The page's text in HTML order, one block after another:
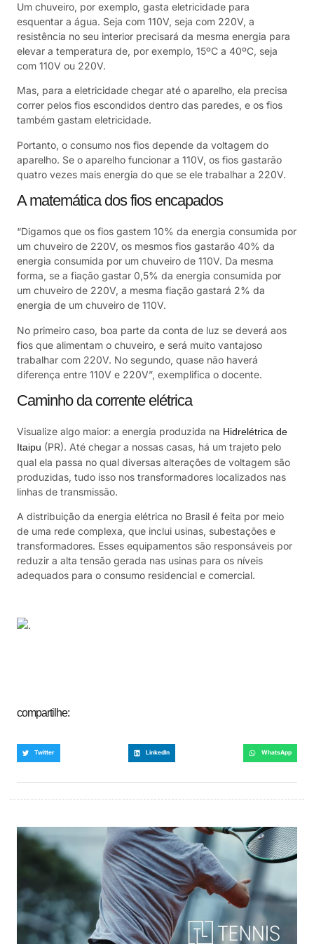
Um chuveiro, por exemplo, gasta eletricidade para
esquentar a água. Seja com 110V, seja com 220V, a
resistência no seu interior precisará da mesma energia para
elevar a temperatura de, por exemplo, 15ºC a 40ºC, seja
com 110V ou 220V.
Mas, para a eletricidade chegar até o aparelho, ela precisa
correr pelos fios escondidos dentro das paredes, e os fios
também gastam eletricidade.
Portanto, o consumo nos fios depende da voltagem do
aparelho. Se o aparelho funcionar a 110V, os fios gastarão
quatro vezes mais energia do que se ele trabalhar a 220V.
A matemática dos fios encapados
“Digamos que os fios gastem 10% da energia consumida por
um chuveiro de 220V, os mesmos fios gastarão 40% da
energia consumida por um chuveiro de 110V. Da mesma
forma, se a fiação gastar 0,5% da energia consumida por
um chuveiro de 220V, a mesma fiação gastará 2% da
energia de um chuveiro de 110V.
No primeiro caso, boa parte da conta de luz se deverá aos
fios que alimentam o chuveiro, e será muito vantajoso
trabalhar com 220V. No segundo, quase não haverá
diferença entre 110V e 220V”, exemplifica o docente.
Caminho da corrente elétrica
Visualize algo maior: a energia produzida na Hidrelétrica de
Itaipu (PR). Até chegar a nossas casas, há um trajeto pelo
qual ela passa no qual diversas alterações de voltagem são
produzidas, tudo isso nos transformadores localizados nas
linhas de transmissão.
A distribuição da energia elétrica no Brasil é feita por meio
de uma rede complexa, que inclui usinas, subestações e
transformadores. Esses equipamentos são responsáveis por
reduzir a alta tensão gerada nas usinas para os níveis
adequados para o consumo residencial e comercial.
compartilhe:
Twitter LinkedIn WhatsApp